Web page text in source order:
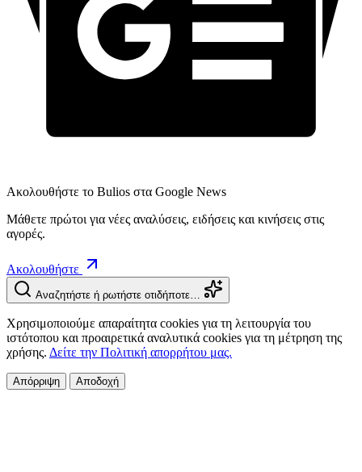
Ακολουθήστε το Bulios στα Google News
Μάθετε πρώτοι για νέες αναλύσεις, ειδήσεις και κινήσεις στις
αγορές.
Ακολουθήστε
Αναζητήστε ή ρωτήστε οτιδήποτε…
Χρησιμοποιούμε απαραίτητα cookies για τη λειτουργία του
ιστότοπου και προαιρετικά αναλυτικά cookies για τη μέτρηση της
χρήσης. Δείτε την Πολιτική απορρήτου μας.
Απόρριψη Αποδοχή